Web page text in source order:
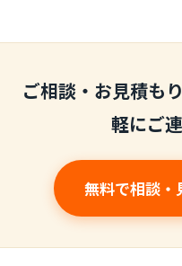
ご相談・お見積も
軽にご
無料で相談・